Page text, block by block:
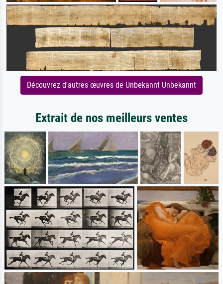
Découvrez d'autres œuvres de Unbekannt Unbekannt
Extrait de nos meilleurs ventes